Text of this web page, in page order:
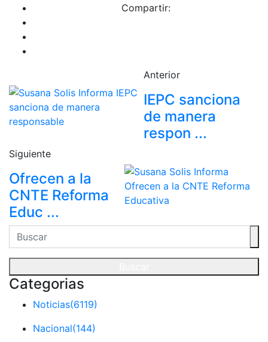
Compartir:
Anterior
IEPC sanciona
de manera
respon ...
Siguiente
Ofrecen a la
CNTE Reforma
Educ ...
Categorias
Noticias(6119)
Nacional(144)